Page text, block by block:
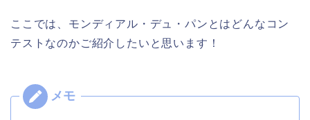
ここでは、モンディアル・デュ・パンとはどんなコン
テストなのかご紹介したいと思います！